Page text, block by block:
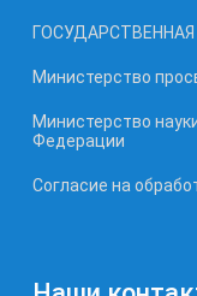
Министерство
Министерство
Федерации
Согласие на